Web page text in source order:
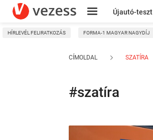
Újautó-teszt
Kresz
HÍRLEVÉL FELIRATKOZÁS FORMA-1 MAGYAR NAGYDÍJ
CÍMOLDAL SZATÍRA
#szatíra